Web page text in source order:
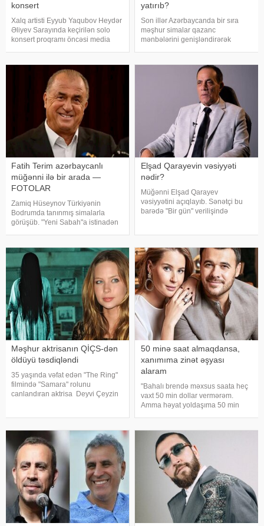
konsert
Xalq artisti Eyyub Yaqubov Heydər
Əliyev Sarayında keçirilən solo
konsert proqramı öncəsi media
konsertlə bağlı fikirlərini bölüşüb.
xəbər verir ki, sənətkarın sözlərin
yatırıb?
Son illər Azərbaycanda bir sıra
məşhur simalar qazanc
mənbələrini genişləndirərək
restoran, kafe, geyim, gözəllik və
qida sektorunda fəaliyyət
göstərən, öz adları il
Fatih Terim azərbaycanlı
müğənni ilə bir arada —
FOTOLAR
Zamiq Hüseynov Türkiyənin
Bodrumda tanınmış simalarla
görüşüb. "Yeni Sabah"a istinadən
məşqçi Fatih Terimləı ünsiyyətdə
olub. Z.Hüseynov görüş zaman
Elşad Qarayevin vəsiyyəti
nədir?
Müğənni Elşad Qarayev
vəsiyyətini açıqlayıb. Sənətçi bu
barədə "Bir gün" verilişində
köçəcəyik. Amma köçməyin d
Məşhur aktrisanın QİÇS-dən
öldüyü təsdiqləndi
35 yaşında vəfat edən "The Ring"
filmində "Samara" rolunu
canlandıran aktrisa Deyvi Çeyzin
İdarəsini
50 minə saat almaqdansa,
xanımıma zinət əşyası
alaram
"Bahalı brendə məxsus saata heç
vaxt 50 min dollar vermərəm.
Amma həyat yoldaşıma 50 min
istinadən xəbər verir ki, bu sözləri
Xalq artisti Emin Ağalaro